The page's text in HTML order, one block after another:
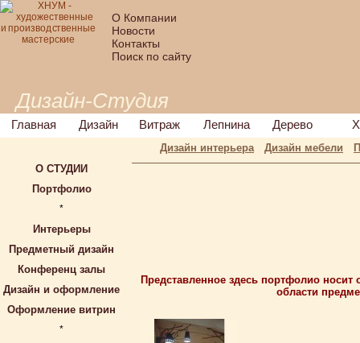
О Компании
Новости
Контакты
Поиск по сайту
Дизайн-Студия
Главная Дизайн Витраж Лепнина Дерево
Дизайн интерьера Дизайн мебели
О СТУДИИ
Портфолио
*
Интерьеры
Предметный дизайн
Конференц залы
Дизайн и оформление
Оформление витрин
*
Представленное здесь портфолио
области